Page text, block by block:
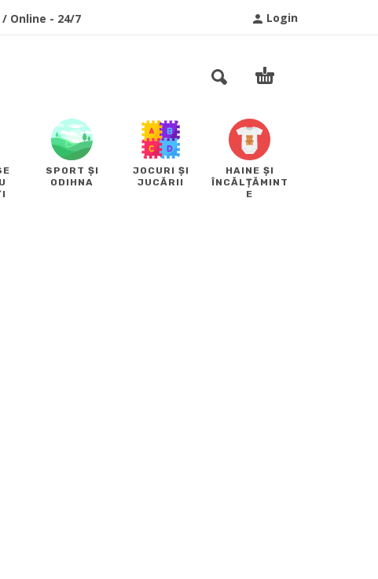
Login
/ Online - 24/7
SPORT ȘI
ODIHNA
JOCURI ȘI
JUCĂRII
HAINE ȘI
ÎNCĂLȚĂMINT
E